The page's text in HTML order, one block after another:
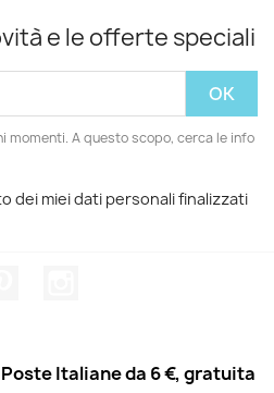
e le offerte speciali
momenti. A questo scopo, cerca le info
dei miei dati personali finalizzati
Italiane da 6 €, gratuita